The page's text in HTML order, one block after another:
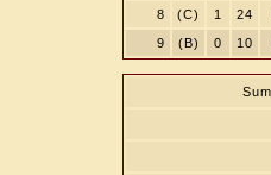
8
(C) 1 24
9
(B) 0 10